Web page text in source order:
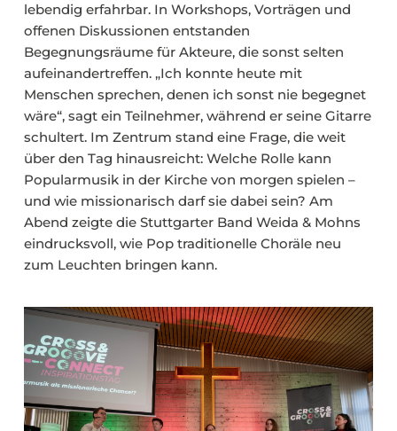
lebendig erfahrbar. In Workshops, Vorträgen und
offenen Diskussionen entstanden
Begegnungsräume für Akteure, die sonst selten
aufeinandertreffen. „Ich konnte heute mit
Menschen sprechen, denen ich sonst nie begegnet
wäre“, sagt ein Teilnehmer, während er seine Gitarre
schultert. Im Zentrum stand eine Frage, die weit
über den Tag hinausreicht: Welche Rolle kann
Popularmusik in der Kirche von morgen spielen –
und wie missionarisch darf sie dabei sein? Am
Abend zeigte die Stuttgarter Band Weida & Mohns
eindrucksvoll, wie Pop traditionelle Choräle neu
zum Leuchten bringen kann.